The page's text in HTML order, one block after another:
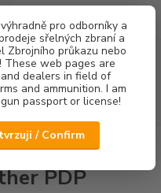
pro odborníky a
sřelných zbraní a
Zbrojního průkazu nebo
These web pages are
dealers in field of
and ammunition. I am
passport or license!
/ Confirm
Menu
Hledat
za0,00 Kč
PDP
PDP